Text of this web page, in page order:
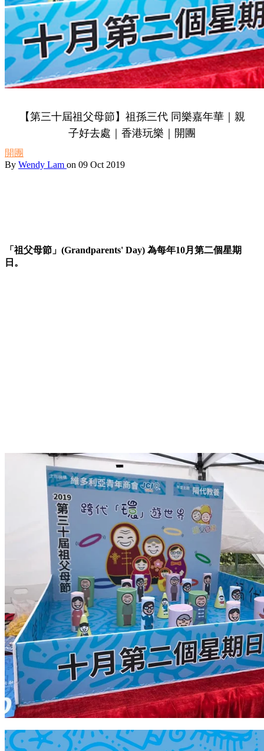
【第三十屆祖父母節】祖孫三代 同樂嘉年華｜親
子好去處｜香港玩樂｜開團
開團
By Wendy Lam on 09 Oct 2019
「祖父母節」(Grandparents' Day) 為每年10月第二個星期
日。